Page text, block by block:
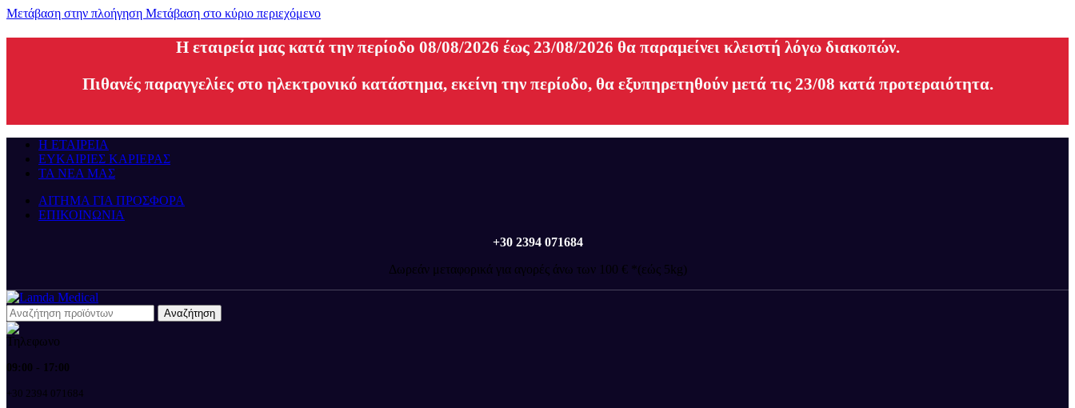
Μετάβαση στην πλοήγηση Μετάβαση στο κύριο περιεχόμενο
H εταιρεία μας κατά την περίοδο 08/08/2026 έως 23/08/2026 θα παραμείνει κλειστή λόγω διακοπών.
Πιθανές παραγγελίες στο ηλεκτρονικό κατάστημα, εκείνη την περίοδο, θα εξυπηρετηθούν μετά τις 23/08 κατά προτεραιότητα.
Η ΕΤΑΙΡΕΙΑ
ΕΥΚΑΙΡΙΕΣ ΚΑΡΙΕΡΑΣ
ΤΑ ΝΕΑ ΜΑΣ
ΑΙΤΗΜΑ ΓΙΑ ΠΡΟΣΦΟΡΑ
ΕΠΙΚΟΙΝΩΝΙΑ
+30 2394 071684
Δωρεάν μεταφορικά για αγορές άνω των 100 € *(εώς 5kg)
Αναζήτηση
09:00 - 17:00
+30 2394 071684